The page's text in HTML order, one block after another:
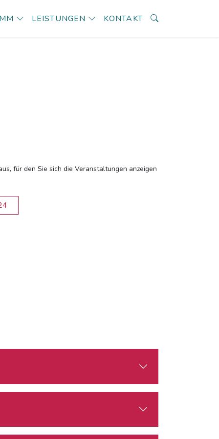
LEISTUNGEN KONTAKT
für den Sie sich die Veranstaltungen anzeigen